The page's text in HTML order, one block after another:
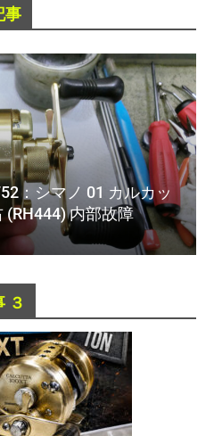
事
：シマノ 01 カルカッ
(RH444) 内部故障
３